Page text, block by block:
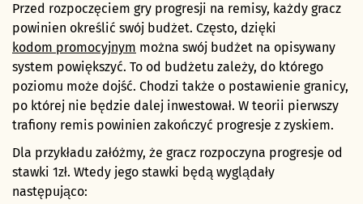
Przed rozpoczęciem gry progresji na remisy, każdy gracz
powinien określić swój budżet. Często, dzięki
kodom promocyjnym można swój budżet na opisywany
system powiększyć. To od budżetu zależy, do którego
poziomu może dojść. Chodzi także o postawienie granicy,
po której nie będzie dalej inwestował. W teorii pierwszy
trafiony remis powinien zakończyć progresje z zyskiem.
Dla przykładu załóżmy, że gracz rozpoczyna progresje od
stawki 1zł. Wtedy jego stawki będą wyglądały
następująco: